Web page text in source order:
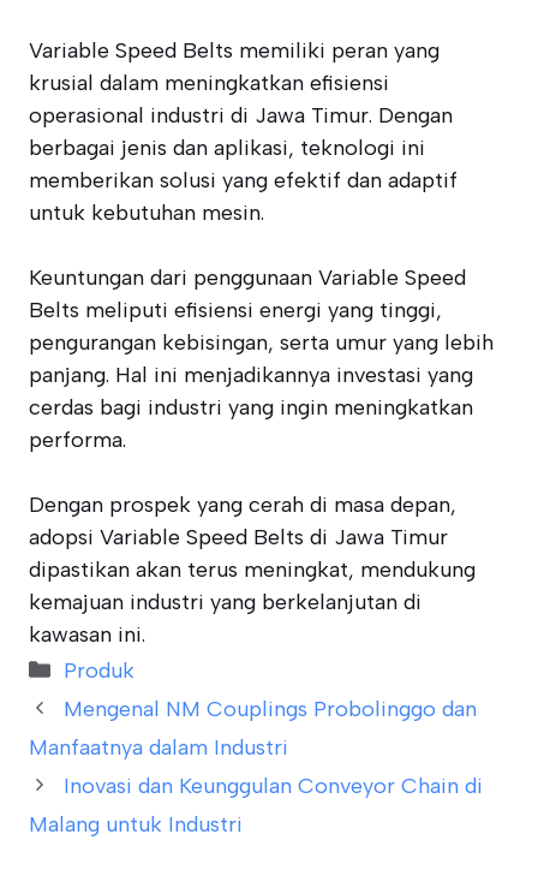
Variable Speed Belts memiliki peran yang
krusial dalam meningkatkan efisiensi
operasional industri di Jawa Timur. Dengan
berbagai jenis dan aplikasi, teknologi ini
memberikan solusi yang efektif dan adaptif
untuk kebutuhan mesin.
Keuntungan dari penggunaan Variable Speed
Belts meliputi efisiensi energi yang tinggi,
pengurangan kebisingan, serta umur yang lebih
panjang. Hal ini menjadikannya investasi yang
cerdas bagi industri yang ingin meningkatkan
performa.
Dengan prospek yang cerah di masa depan,
adopsi Variable Speed Belts di Jawa Timur
dipastikan akan terus meningkat, mendukung
kemajuan industri yang berkelanjutan di
kawasan ini.
Categories
Produk
Mengenal NM Couplings Probolinggo dan
Manfaatnya dalam Industri
Inovasi dan Keunggulan Conveyor Chain di
Malang untuk Industri